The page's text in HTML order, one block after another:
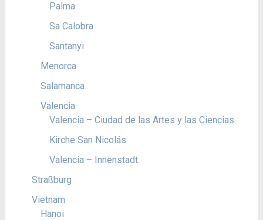
Palma
Sa Calobra
Santanyi
Menorca
Salamanca
Valencia
Valencia – Ciudad de las Artes y las Ciencias
Kirche San Nicolás
Valencia – Innenstadt
Straßburg
Vietnam
Hanoi